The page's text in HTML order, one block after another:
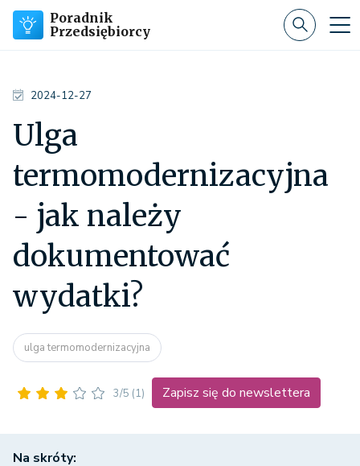
Poradnik
Przedsiębiorcy
2024-12-27
Ulga
termomodernizacyjna
- jak należy
dokumentować
wydatki?
ulga termomodernizacyjna
3/5 (1) Zapisz się do newslettera
Na skróty: